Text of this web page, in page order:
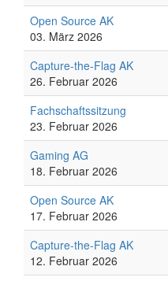
Open Source AK
03. März 2026
Capture-the-Flag AK
26. Februar 2026
Fachschaftssitzung
23. Februar 2026
Gaming AG
18. Februar 2026
Open Source AK
17. Februar 2026
Capture-the-Flag AK
12. Februar 2026